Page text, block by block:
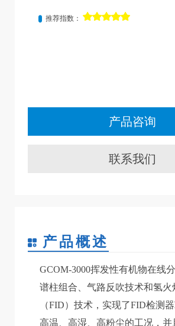
推荐指数：
产品咨询
联系我们
产品概述
GCOM-3000挥发性有机物在线
谱柱组合、气路反吹技术和氢火
（FID）技术，实现了FID检测
高温、高湿、高粉尘的工况，